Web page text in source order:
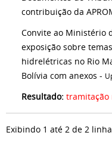
contribuição da
Convite ao Ministério
exposição sobre
hidrelétricas no Rio
Bolívia com anexos -
Resultado: tramitação
Exibindo 1 até 2 de 2